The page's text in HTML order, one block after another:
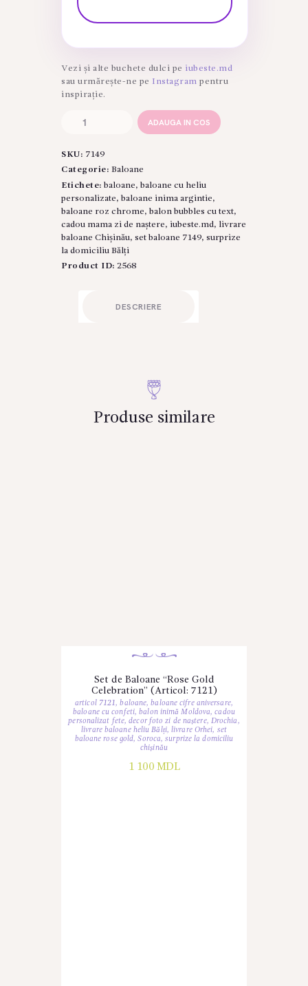
Vezi și alte buchete dulci pe iubeste.md
sau urmărește-ne pe Instagram pentru
inspirație.
Baloane
Personalizat
"Mama"
–
Articol:
7149
ADAUGA IN COS
SKU: 7149
Categorie: Baloane
Etichete: baloane, baloane cu heliu
personalizate, baloane inima argintie,
baloane roz chrome, balon bubbles cu text,
cadou mama zi de naștere, iubeste.md, livrare
baloane Chișinău, set baloane 7149, surprize
la domiciliu Bălți
Product ID: 2568
DESCRIERE
Produse similare
Set de Baloane “Rose Gold
Celebration” (Articol: 7121)
articol 7121,baloane,baloane cifre aniversare,
baloane cu confeti,balon inimă Moldova,cadou
personalizat fete,decor foto zi de naștere, Drochia,
livrare baloane heliu Bălți,livrare Orhei, set
baloane rose gold,Soroca,surprize la domiciliu
chișinău
1 100 MDL